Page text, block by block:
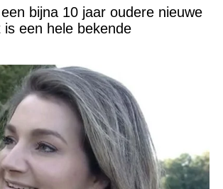
bijna 10 jaar oudere nieuwe
een hele bekende